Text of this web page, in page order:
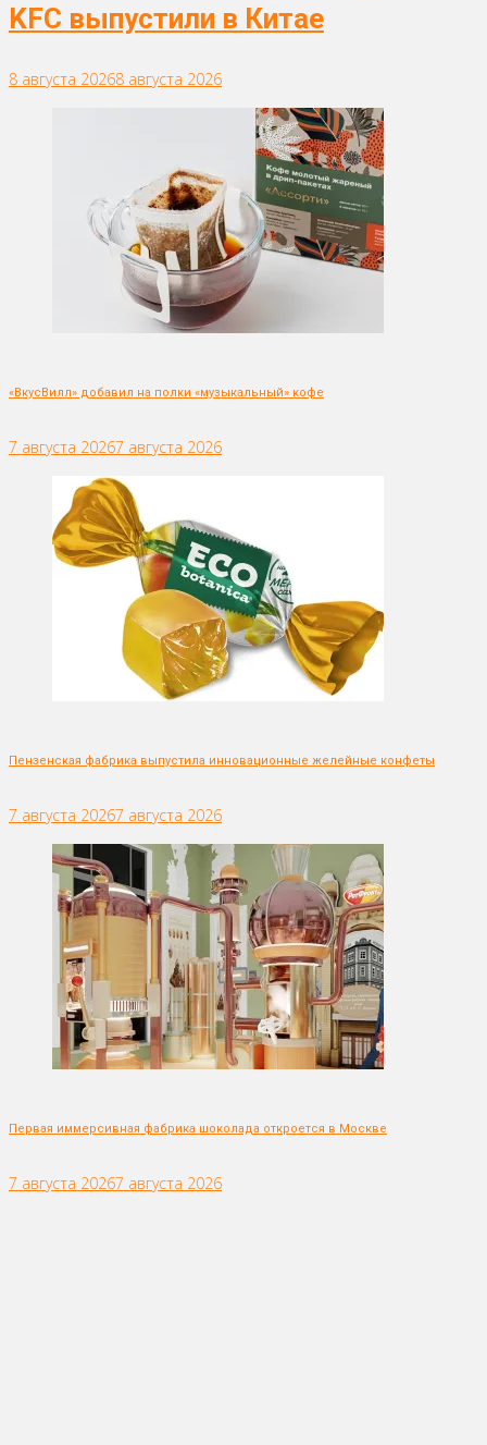
KFC выпустили в Китае
8 августа 20268 августа 2026
«ВкусВилл» добавил на полки «музыкальный» кофе
7 августа 20267 августа 2026
Пензенская фабрика выпустила инновационные желейные конфеты
7 августа 20267 августа 2026
Первая иммерсивная фабрика шоколада откроется в Москве
7 августа 20267 августа 2026